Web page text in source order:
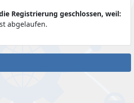
Registrierung geschlossen, weil:
abgelaufen.